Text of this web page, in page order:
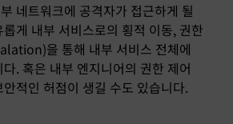
네트워크에 공격자가 접근하게 될
게 내부 서비스로의 횡적 이동, 권한
을 통해 내부 서비스 전체에
. 혹은 내부 엔지니어의 권한 제어
적인 허점이 생길 수도 있습니다.